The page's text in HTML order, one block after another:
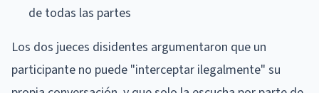
de todas las partes
Los dos jueces disidentes argumentaron que un
participante no puede "interceptar ilegalmente" su